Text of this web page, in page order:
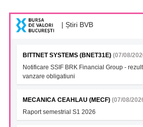
| Știri BVB
BITTNET SYSTEMS (BNET31E) (07/08/
Notificare SSIF BRK Financial Group -
vanzare obligatiuni
MECANICA CEAHLAU (MECF) (07/08/
Raport semestrial S1 2026